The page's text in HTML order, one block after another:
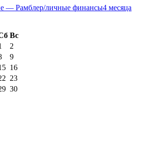
— Рамблер/личные финансы4 месяца
Вс
2
9
16
23
30